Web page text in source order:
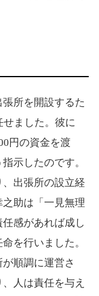
所を開設するた
ました。彼に
円の資金を渡
示したのです。
出張所の設立経
助は「一見無理
感があれば成し
を行いました。
順調に運営さ
人は責任を与え